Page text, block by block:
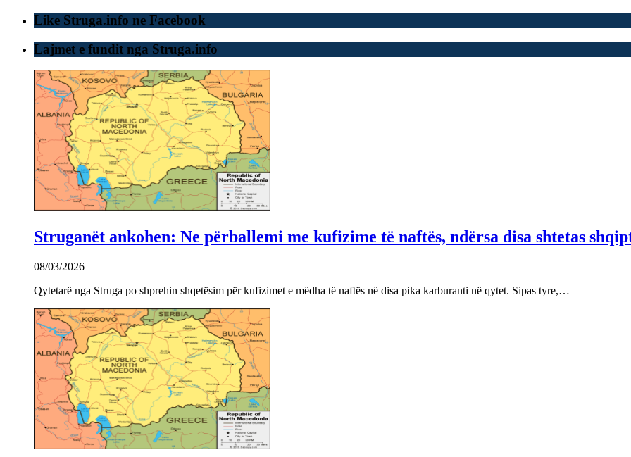
Like Struga.info ne Facebook
Lajmet e fundit nga Struga.info
Struganët ankohen: Ne përballemi me kufizime të naftës, ndërsa disa shtetas
08/03/2026
Qytetarë nga Struga po shprehin shqetësim për kufizimet e mëdha të naftës në disa pika karburanti në qytet. Sipas tyre,…